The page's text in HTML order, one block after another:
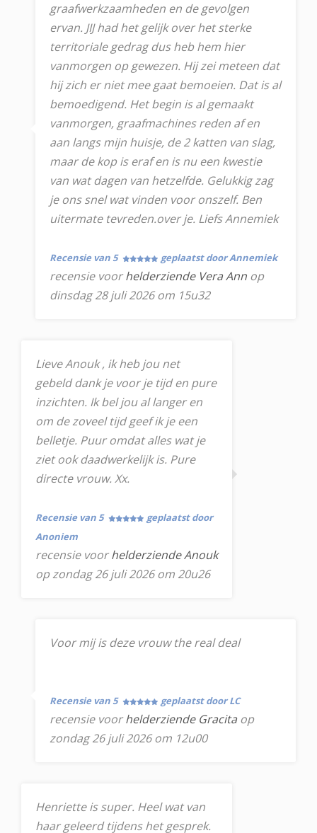
graafwerkzaamheden en de gevolgen
ervan. JIJ had het gelijk over het sterke
territoriale gedrag dus heb hem hier
vanmorgen op gewezen. Hij zei meteen dat
hij zich er niet mee gaat bemoeien. Dat is al
bemoedigend. Het begin is al gemaakt
vanmorgen, graafmachines reden af en
aan langs mijn huisje, de 2 katten van slag,
maar de kop is eraf en is nu een kwestie
van wat dagen van hetzelfde. Gelukkig zag
je ons snel wat vinden voor onszelf. Ben
uitermate tevreden.over je. Liefs Annemiek
Recensie van 5 geplaatst door Annemiek
recensie voorhelderziende Vera Ann op
dinsdag 28 juli 2026 om 15u32
Lieve Anouk , ik heb jou net
gebeld dank je voor je tijd en pure
inzichten. Ik bel jou al langer en
om de zoveel tijd geef ik je een
belletje. Puur omdat alles wat je
ziet ook daadwerkelijk is. Pure
directe vrouw. Xx.
Recensie van 5
geplaatst door
Anoniem
recensie voorhelderziende Anouk
op zondag 26 juli 2026 om 20u26
Voor mij is deze vrouw the real deal
Recensie van 5 geplaatst door LC
recensie voorhelderziende Gracita op
zondag 26 juli 2026 om 12u00
Henriette is super. Heel wat van
haar geleerd tijdens het gesprek.